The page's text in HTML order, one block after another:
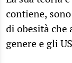
contiene,
di obesità
genere e gli